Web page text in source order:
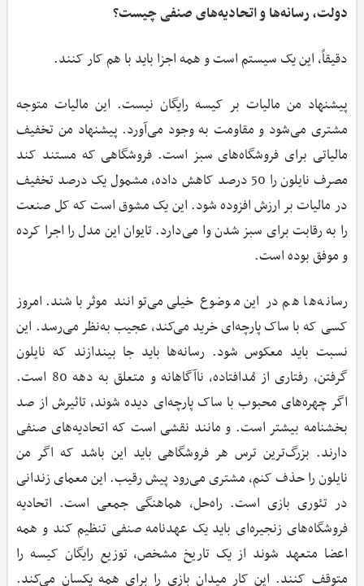
دولت، رسانه‌ها و اتحادیه‌های صنفی چیست؟
دقیقاً، این یک سیستم است و همه اجزا باید با هم کار کنند.
پیشنهاد من مالیات بر کیسه رایگان نیست. این مالیات متوجه
مشتری می‌شود و مقاومت به وجود می‌آورد. پیشنهاد من تخفیف
مالیاتی برای فروشگاه‌های سبز است. فروشگاهی که مستند کند
مصرف نایلون را 50 درصد کاهش داده، مشمول یک درصد تخفیف
در مالیات بر ارزش افزوده شود. این یک مشوق است که کل صنعت
را به رقابت برای سبز شدن وا می‌دارد. تایوان این مدل را اجرا کرده
و موفق بوده است.
رسانه‌ها هم در این موضوع خیلی می‌توانند موثر باشند. امروز
کسی که با ساک پارچه‌ای خرید می‌کند، عجیب به‌نظر می‌رسد. این
نسبت باید معکوس شود. رسانه‌ها باید جا بیندازند که نایلون
گرفتن، رفتاری از مُدافتاده، ناآگاهانه و متعلق به دهه 80 است.
اگر چهره‌های محبوب با ساک پارچه‌ای دیده شوند، تاثیرش از صد
بخشنامه بیشتر است. و مانند نقشی است که اتحادیه‌های صنفی
دارند. بزرگ‌ترین ترس هر فروشگاهی باید این باشد که اگر من
نایلون را حذف کنم، مشتری می‌رود پیش رقیب. این معمای زندانی
در تئوری بازی‌ است. راه‌حل، هماهنگی جمعی است. اتحادیه
فروشگاه‌های زنجیره‌ای باید یک عهدنامه صنفی تنظیم کند و همه
اعضا متعهد شوند از یک تاریخ مشخص، توزیع رایگان کیسه را
متوقف کنند. این کار میدان بازی را برای همه یکسان می‌کند.